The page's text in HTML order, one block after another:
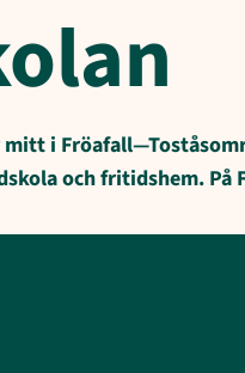
i
och fritidshem. På